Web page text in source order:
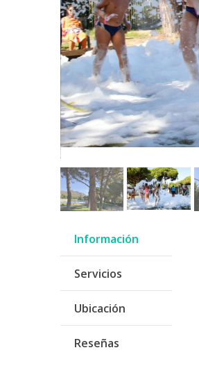
Información
Servicios
Ubicación
Reseñas